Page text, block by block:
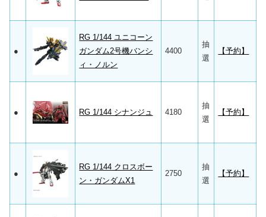
●
RG 1/144 ユニコーン
ガンダム2号機バンシ
ィ・ノルン
4400
抽
選
【予約】
● RG 1/144 シナンジュ 4180
抽
選
【予約】
●
RG 1/144 クロスボー
ン・ガンダムX1
2750
抽
選
【予約】